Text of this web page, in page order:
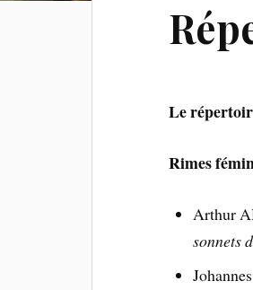
Le
Rimes
Arthur
sonnets